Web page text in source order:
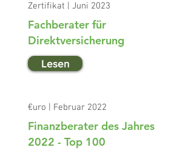
Zertifikat | Juni 2023
Fachberater für
Direktversicherung
Lesen
€uro | Februar 2022
Finanzberater des Jahres
2022 - Top 100